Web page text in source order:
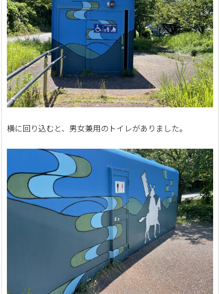
横に回り込むと、男女兼用のトイレがありました。